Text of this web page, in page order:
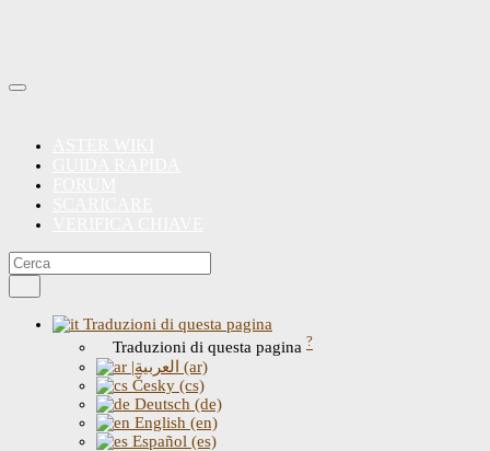
Traduzioni di questa pagina
Traduzioni di questa pagina ?
|العربية (ar)
Česky (cs)
Deutsch (de)
English (en)
Español (es)